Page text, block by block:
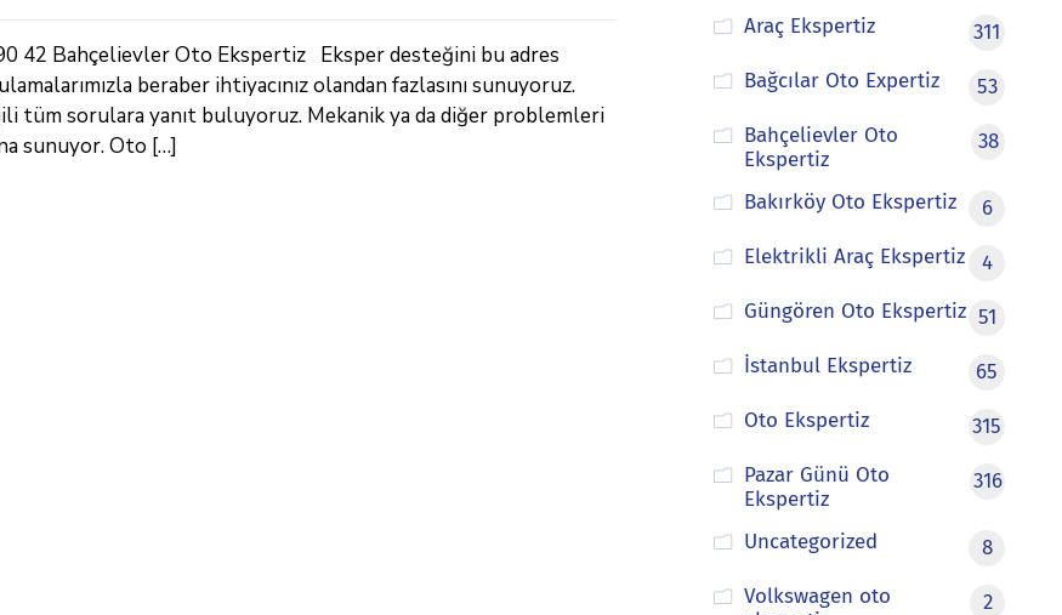
42 Bahçelievler Oto Ekspertiz Eksper desteğini bu adres
beraber ihtiyacınız olandan fazlasını sunuyoruz.
tüm sorulara yanıt buluyoruz. Mekanik ya da diğer problemleri
sunuyor. Oto […]
Araç Ekspertiz
311
Bağcılar Oto Expertiz
53
Bahçelievler Oto
Ekspertiz
38
Bakırköy Oto Ekspertiz
6
Elektrikli Araç Ekspertiz
4
Güngören Oto Ekspertiz 51
İstanbul Ekspertiz
65
Oto Ekspertiz
315
Pazar Günü Oto
Ekspertiz
316
Uncategorized
8
Volkswagen oto
2